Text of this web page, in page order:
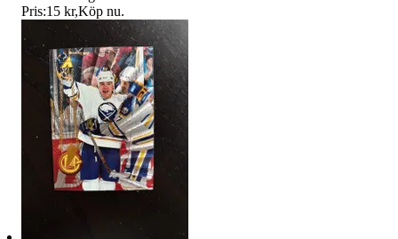
Pris:15 kr,Köp nu.